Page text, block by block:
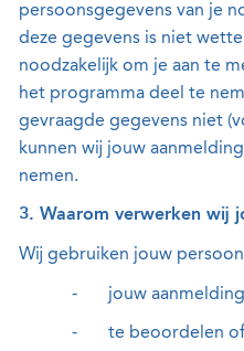
persoonsgegevens van je
deze gegevens is niet
noodzakelijk om je aan te
het programma deel te
gevraagde gegevens niet
kunnen wij jouw
nemen.
3. Waarom verwerken wij
Wij gebruiken jouw
- jouw
- te beoordelen